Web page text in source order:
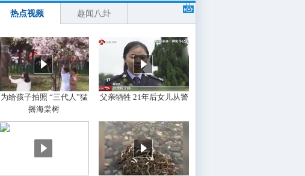
热点视频 趣闻八卦
为给孩子拍照 “三代人”猛
摇海棠树
父亲牺牲 21年后女儿从警